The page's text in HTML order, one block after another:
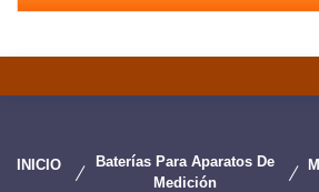
INICIO
Baterías Para Aparatos De
Medición